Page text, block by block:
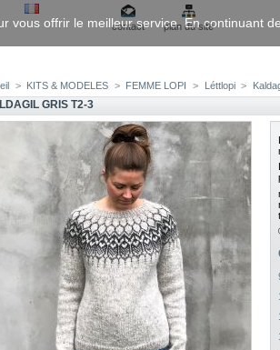
contact
plan du site
> KITS & MODELES > FEMME LOPI > Léttlopi >
GRIS T2-3
vous offrir le meilleur service. En continuant